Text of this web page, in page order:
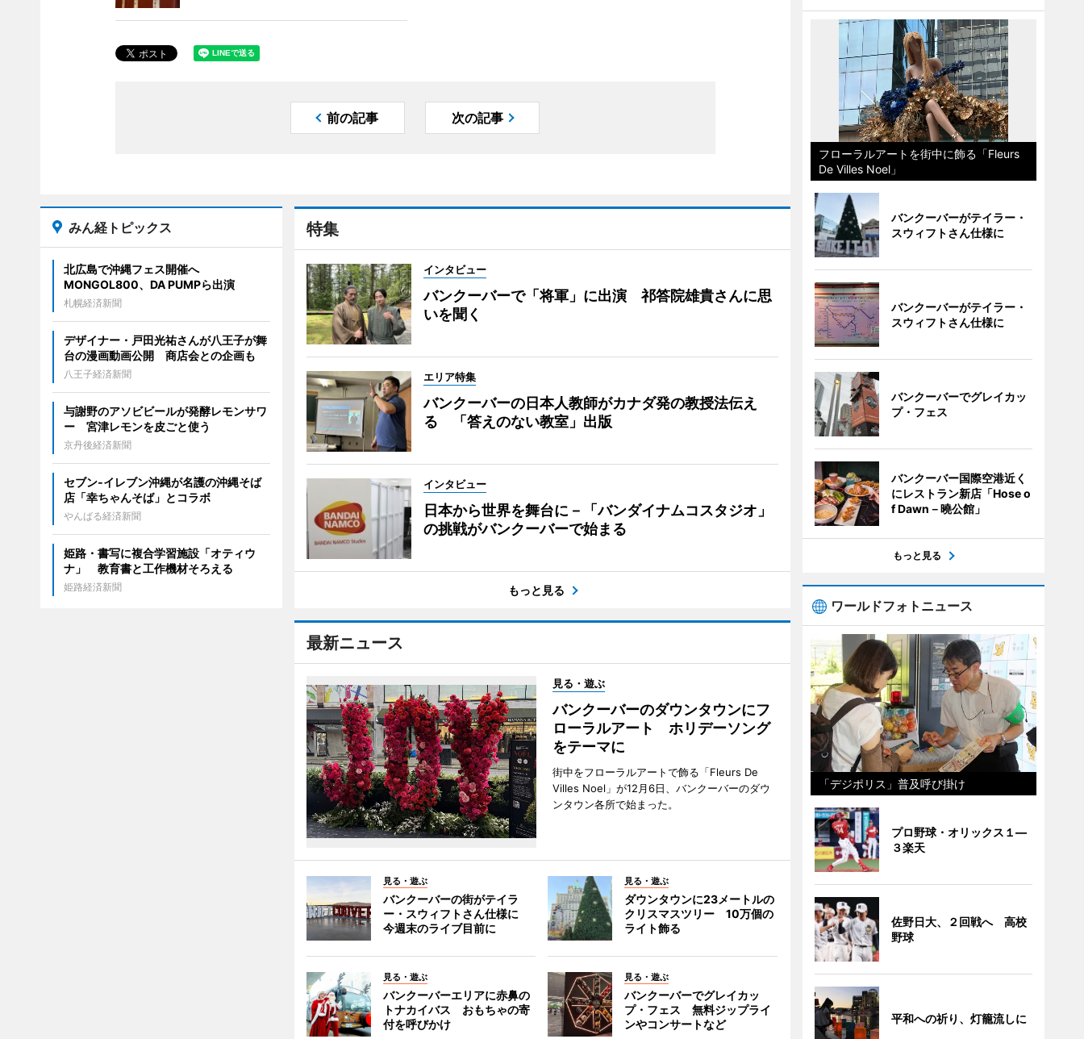
前の記事 次の記事
特集
インタビュー
バンクーバーで「将軍」に出演 祁答院雄貴さんに思
いを聞く
エリア特集
バンクーバーの日本人教師がカナダ発の教授法伝え
る 「答えのない教室」出版
インタビュー
日本から世界を舞台に－「バンダイナムコスタジオ」
の挑戦がバンクーバーで始まる
もっと見る
最新ニュース
見る・遊ぶ
バンクーバーのダウンタウンにフ
ローラルアート ホリデーソング
をテーマに
街中をフローラルアートで飾る「Fleurs De
Villes Noel」が12月6日、バンクーバーのダウ
ンタウン各所で始まった。
見る・遊ぶ
バンクーバーの街がテイラ
ー・スウィフトさん仕様に
今週末のライブ目前に
見る・遊ぶ
ダウンタウンに23メートルの
クリスマスツリー 10万個の
ライト飾る
見る・遊ぶ
バンクーバーエリアに赤鼻の
トナカイバス おもちゃの寄
付を呼びかけ
見る・遊ぶ
バンクーバーでグレイカッ
プ・フェス 無料ジップライ
ンやコンサートなど
みん経トピックス
北広島で沖縄フェス開催へ
MONGOL800、DA PUMPら出演
札幌経済新聞
デザイナー・戸田光祐さんが八王子が舞
台の漫画動画公開 商店会との企画も
八王子経済新聞
与謝野のアソビビールが発酵レモンサワ
ー 宮津レモンを皮ごと使う
京丹後経済新聞
セブン‐イレブン沖縄が名護の沖縄そば
店「幸ちゃんそば」とコラボ
やんばる経済新聞
姫路・書写に複合学習施設「オティウ
ナ」 教育書と工作機材そろえる
姫路経済新聞
フローラルアートを街中に飾る「Fleurs
De Villes Noel」
バンクーバーがテイラー・
スウィフトさん仕様に
バンクーバーがテイラー・
スウィフトさん仕様に
バンクーバーでグレイカッ
プ・フェス
バンクーバー国際空港近く
にレストラン新店「Hose o
f Dawn－曉公館」
もっと見る
ワールドフォトニュース
「デジポリス」普及呼び掛け
プロ野球・オリックス１―
３楽天
佐野日大、２回戦へ 高校
野球
平和への祈り、灯籠流しに